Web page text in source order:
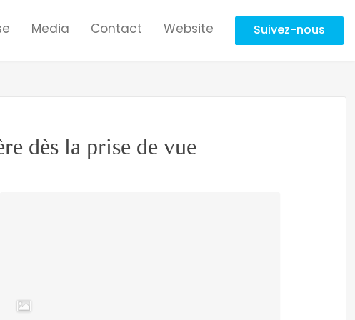
Media Contact Website Suivez-nous
dès la prise de vue